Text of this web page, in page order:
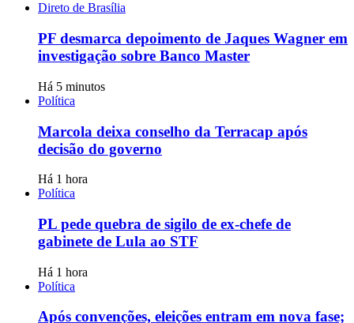
Direto de Brasília
PF desmarca depoimento de Jaques Wagner em
investigação sobre Banco Master
Há 5 minutos
Política
Marcola deixa conselho da Terracap após
decisão do governo
Há 1 hora
Política
PL pede quebra de sigilo de ex-chefe de
gabinete de Lula ao STF
Há 1 hora
Política
Após convenções, eleições entram em nova fase;